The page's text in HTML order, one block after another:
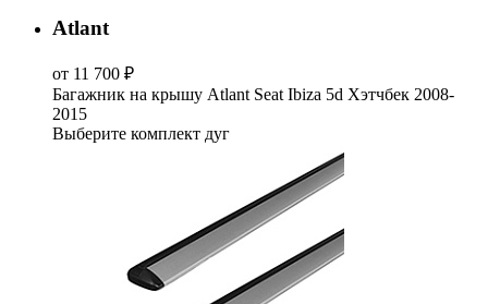
Atlant
от 11 700 ₽
Багажник на крышу Atlant Seat Ibiza 5d Хэтчбек 2008-
2015
Выберите комплект дуг